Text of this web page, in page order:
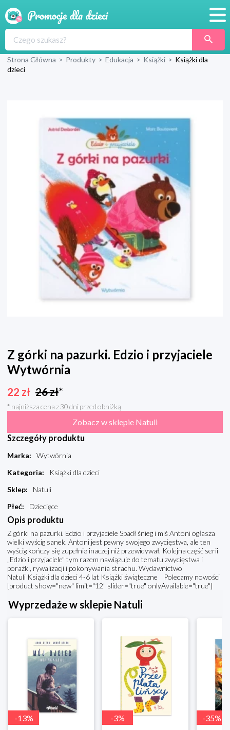
Produkty
Wyprawka
Strona Główna > Produkty > Edukacja > Książki > Książki dla
dzieci
Z górki na pazurki. Edzio i przyjaciele
Wytwórnia
22 zł 26zł*
* najniższa cena z 30 dni przed obniżką
Zobacz w sklepie Natuli
Szczegóły produktu
Marka:
Wytwórnia
Kategoria:
Książki dla dzieci
Sklep:
Natuli
Płeć: Dziecięce
Opis produktu
Z górki na pazurki. Edzio i przyjaciele Spadł śnieg i miś Antoni ogłasza
wielki wyścig sanek. Antoni jest pewny swojego zwycięstwa, ale ten
wyścig kończy się zupełnie inaczej niż przewidywał. Kolejna część serii
„Edzio i przyjaciele" tym razem nawiązuje do tematu zwycięstwa i
porażki, rywalizacji i pokonywania strachu. Wydawnictwo
Natuli Książki dla dzieci 4-6 lat Książki świąteczne Polecamy nowości
[product show="new" limit="12" slider="true" onlyAvailable="true"]
Wyprzedaże w sklepie Natuli
-13% -3% -35%